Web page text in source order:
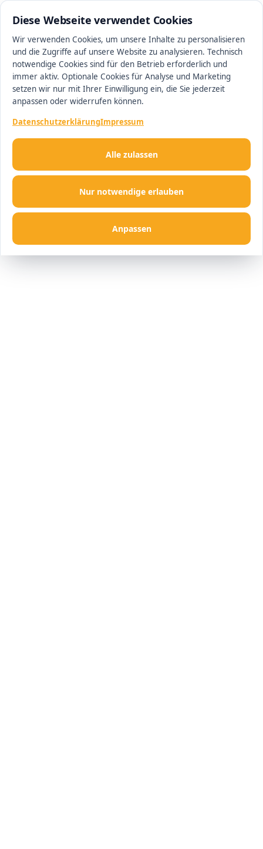
Diese Webseite verwendet Cookies
Wir verwenden Cookies, um unsere Inhalte zu personalisieren
und die Zugriffe auf unsere Website zu analysieren. Technisch
notwendige Cookies sind für den Betrieb erforderlich und
immer aktiv. Optionale Cookies für Analyse und Marketing
setzen wir nur mit Ihrer Einwilligung ein, die Sie jederzeit
anpassen oder widerrufen können.
DatenschutzerklärungImpressum
Nur notwendige erlauben
Anpassen
Alle zulassen